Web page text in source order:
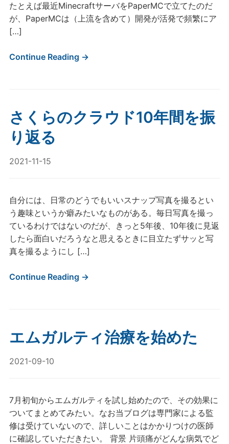
たとえば最近MinecraftサーバをPaperMCで立てたのだ
が、PaperMCは（上流を含めて）開発が活発で頻繁にア
[…]
Continue Reading →
さくらのクラウド10年間を振
り返る
2021-11-15
自分には、日常のどうでもいいスナップ写真を撮るとい
う趣味というか癖みたいなものがある。毎日写真を撮っ
ているわけではないのだが、きっと5年後、10年後に見返
したら面白いだろうなと思えるときに目立たずサッと写
真を撮るようにし […]
Continue Reading →
エムガルティ治療を始めた
2021-09-10
7月初旬からエムガルティを試し始めたので、その効果に
ついてまとめてみたい。なお当ブログは専門家による監
修は受けていないので、詳しいことはかかりつけの医師
に確認していただきたい。 背景 片頭痛がどんな病気でど